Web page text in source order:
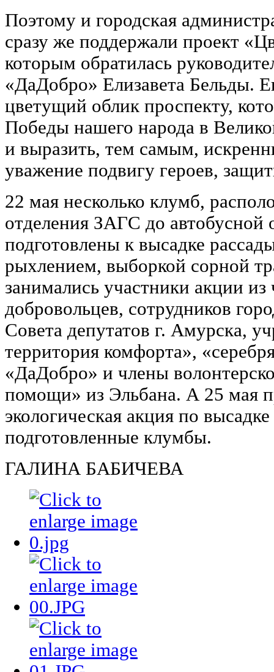
Поэтому и городская
сразу же поддержали проект
которым обратилась
«ДаДобро» Елизавета Бельды.
цветущий облик проспекту,
Победы нашего народа в
и выразить, тем самым,
уважение подвигу героев,
22 мая несколько клумб,
отделения ЗАГС до автобусной
подготовлены к высадке
рыхлением, выборкой сорной
занимались участники акции
добровольцев, сотрудников
Совета депутатов г. Амурска,
территория комфорта»,
«ДаДобро» и члены
помощи» из Эльбана. А 25 мая
экологическая акция по
подготовленные клумбы.
ГАЛИНА БАБИЧЕВА